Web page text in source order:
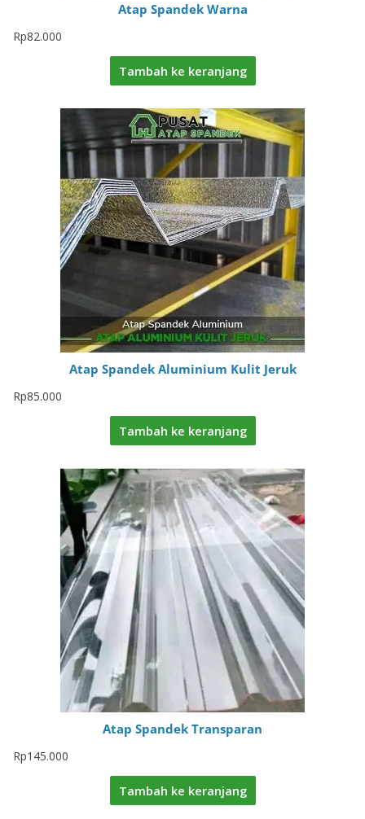
Atap Spandek Warna
Rp82.000
Tambah ke keranjang
Atap Spandek Aluminium Kulit Jeruk
Rp85.000
Tambah ke keranjang
Atap Spandek Transparan
Rp145.000
Tambah ke keranjang